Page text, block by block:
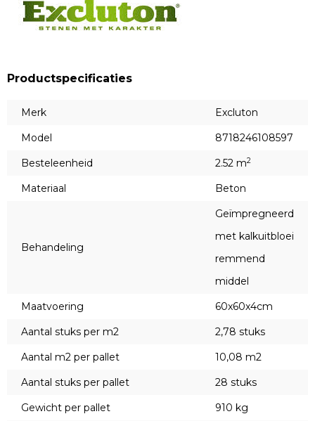
Productspecificaties
Merk
Excluton
Model
8718246108597
Besteleenheid
2.52 m2
Materiaal Beton
Behandeling
Geïmpregneerd
met kalkuitbloei
remmend
middel
Maatvoering
60x60x4cm
Aantal stuks per m2
2,78 stuks
Aantal m2 per pallet
10,08 m2
Aantal stuks per pallet
28 stuks
Gewicht per pallet
910 kg